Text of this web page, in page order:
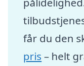
får du den
pris – helt